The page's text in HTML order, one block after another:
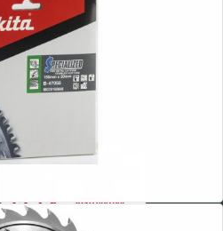
Makita Sägeblatt f. INOX 150x20x60Z